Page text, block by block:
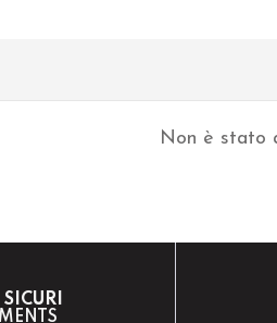
Non è stato